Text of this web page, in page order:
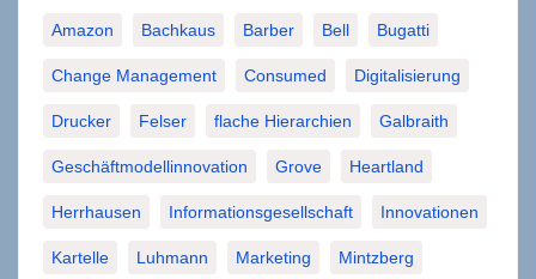
Amazon Bachkaus Barber Bell Bugatti
Change Management Consumed Digitalisierung
Drucker Felser flache Hierarchien Galbraith
Geschäftmodellinnovation Grove Heartland
Herrhausen Informationsgesellschaft Innovationen
Kartelle Luhmann Marketing Mintzberg